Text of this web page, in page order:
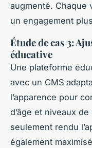
augmenté. Chaque
un engagement
Étude de cas 3:
éducative
Une plateforme
avec un CMS
l’apparence pour
d’âge et niveaux
seulement rendu
également